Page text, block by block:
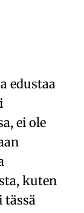
edustaa
ei ole
, kuten